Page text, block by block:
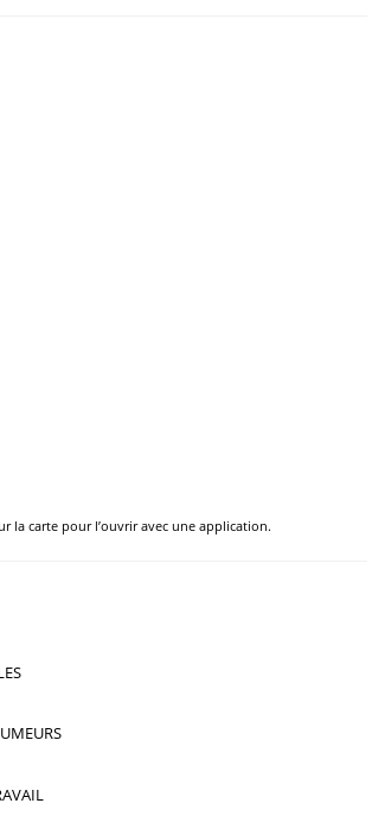
la carte pour l’ouvrir avec une application.